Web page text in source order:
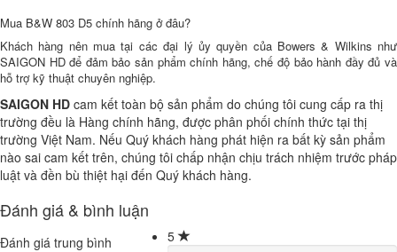
Mua B&W 803 D5 chính hãng ở đâu?
Khách hàng nên mua tại các đại lý ủy quyền của Bowers & Wilkins như
SAIGON HD để đảm bảo sản phẩm chính hãng, chế độ bảo hành đầy đủ và
hỗ trợ kỹ thuật chuyên nghiệp.
SAIGON HD cam kết toàn bộ sản phẩm do chúng tôi cung cấp ra thị
trường đều là Hàng chính hãng, được phân phối chính thức tại thị
trường Việt Nam. Nếu Quý khách hàng phát hiện ra bất kỳ sản phẩm
nào sai cam kết trên, chúng tôi chấp nhận chịu trách nhiệm trước pháp
luật và đền bù thiệt hại đến Quý khách hàng.
Đánh giá & bình luận
Đánh giá trung bình
5